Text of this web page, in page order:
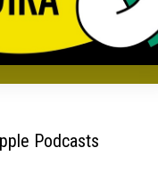
Podcasts